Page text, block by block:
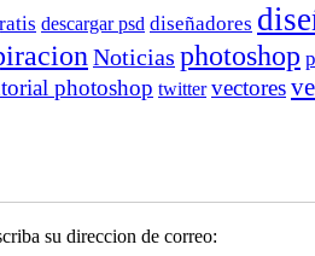
descargar psd diseñadores
Noticias photoshop
photoshop twitter vectores
su direccion de correo: